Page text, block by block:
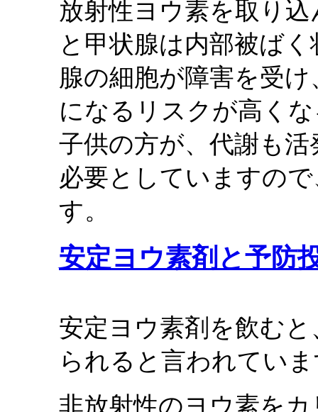
放射性ヨウ素を取り
と甲状腺は内部被ば
腺の細胞が障害を受
になるリスクが高く
子供の方が、代謝も
必要としていますの
す。
安定ヨウ素剤と予防
安定ヨウ素剤を飲む
られると言われてい
非放射性のヨウ素を